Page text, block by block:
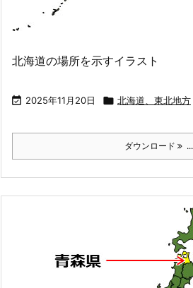
北海道の場所を示すイラスト
 2025年11月20日  北海道、東北地方
ダウンロード ...